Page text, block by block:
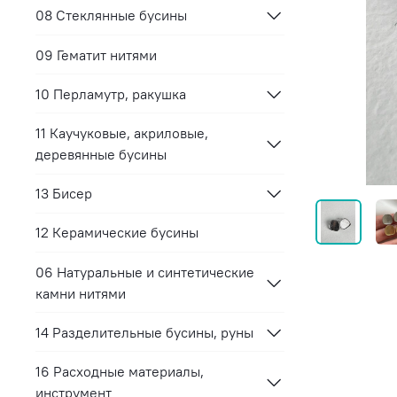
08 Стеклянные бусины
09 Гематит нитями
10 Перламутр, ракушка
11 Каучуковые, акриловые,
деревянные бусины
13 Бисер
12 Керамические бусины
06 Натуральные и синтетические
камни нитями
14 Разделительные бусины, руны
16 Расходные материалы,
инструмент